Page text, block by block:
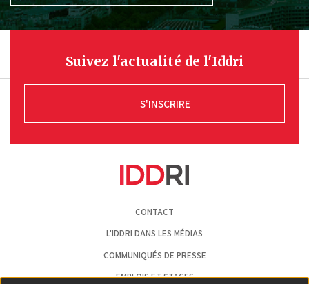
Suivez l'actualité de l'Iddri
S'INSCRIRE
CONTACT
L'IDDRI DANS LES MÉDIAS
COMMUNIQUÉS DE PRESSE
EMPLOIS ET STAGES